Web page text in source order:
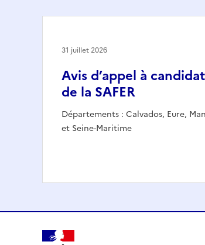
Avis d’appel à
de la SAFER
Départements : Calvados, Eure,
et Seine-Maritime
31 juillet 2026